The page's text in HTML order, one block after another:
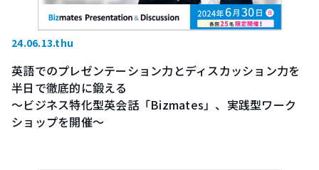
24.06.13.thu
英語でのプレゼンテーション力とディスカッション力を
半日で徹底的に鍛える
～ビジネス特化型英会話「Bizmates」、実践型ワーク
ショップを開催～